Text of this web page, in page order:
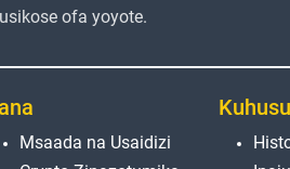
ofa yoyote.
Msaada na Usaidizi